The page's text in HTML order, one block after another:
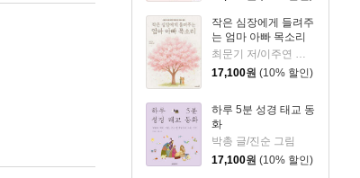
작은 심장에게 들려주
는 엄마 아빠 목소리
최문기 저/이주연 그림
17,100원 (10% 할인)
하루 5분 성경 태교 동
화
박총 글/진순 그림
17,100원 (10% 할인)